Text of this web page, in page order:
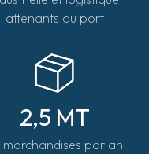
et de la Promotion
attenants au port
2,5 MT
marchandises par an